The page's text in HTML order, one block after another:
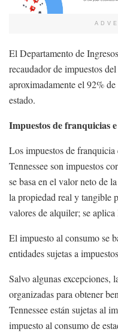
El Departamento de
recaudador de impuestos
aproximadamente el 92%
estado.
Impuestos de franquicias
Los impuestos de
Tennessee son impuestos
se basa en el valor neto de
la propiedad real y tangible
valores de alquiler; se
El impuesto al consumo se
entidades sujetas a
Salvo algunas excepciones,
organizadas para obtener
Tennessee están sujetas al
impuesto al consumo de